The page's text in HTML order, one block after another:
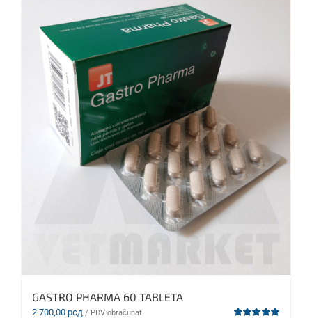
GASTRO PHARMA 60 TABLETA
2.700,00 рсд / PDV obračunat